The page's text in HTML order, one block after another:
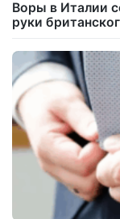
Воры в Италии
руки